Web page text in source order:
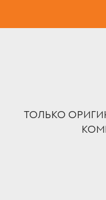
ТОЛЬКО